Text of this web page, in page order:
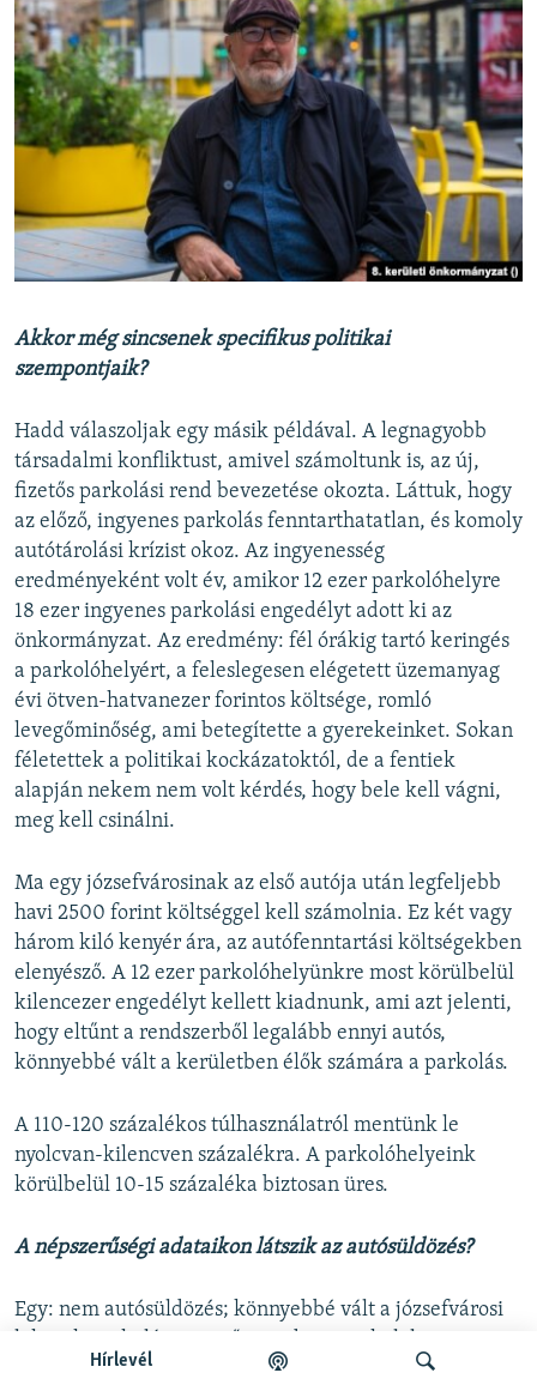
Hírlevél
Akkor még sincsenek specifikus politikai
szempontjaik?
Hadd válaszoljak egy másik példával. A legnagyobb
társadalmi konfliktust, amivel számoltunk is, az új,
fizetős parkolási rend bevezetése okozta. Láttuk, hogy
az előző, ingyenes parkolás fenntarthatatlan, és komoly
autótárolási krízist okoz. Az ingyenesség
eredményeként volt év, amikor 12 ezer parkolóhelyre
18 ezer ingyenes parkolási engedélyt adott ki az
önkormányzat. Az eredmény: fél órákig tartó keringés
a parkolóhelyért, a feleslegesen elégetett üzemanyag
évi ötven-hatvanezer forintos költsége, romló
levegőminőség, ami betegítette a gyerekeinket. Sokan
féletettek a politikai kockázatoktól, de a fentiek
alapján nekem nem volt kérdés, hogy bele kell vágni,
meg kell csinálni.
Ma egy józsefvárosinak az első autója után legfeljebb
havi 2500 forint költséggel kell számolnia. Ez két vagy
három kiló kenyér ára, az autófenntartási költségekben
elenyésző. A 12 ezer parkolóhelyünkre most körülbelül
kilencezer engedélyt kellett kiadnunk, ami azt jelenti,
hogy eltűnt a rendszerből legalább ennyi autós,
könnyebbé vált a kerületben élők számára a parkolás.
A 110-120 százalékos túlhasználatról mentünk le
nyolcvan-kilencven százalékra. A parkolóhelyeink
körülbelül 10-15 százaléka biztosan üres.
A népszerűségi adataikon látszik az autósüldözés?
Egy: nem autósüldözés; könnyebbé vált a józsefvárosi
drasztikusan az emberek szokásaiba belenyúló, hosszú